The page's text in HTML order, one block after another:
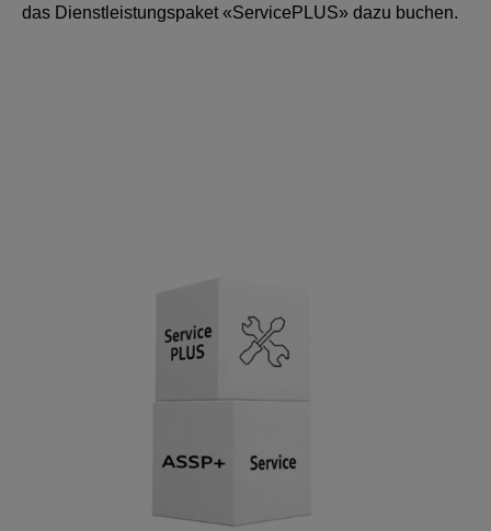
das Dienstleistungspaket «ServicePLUS» dazu buchen.